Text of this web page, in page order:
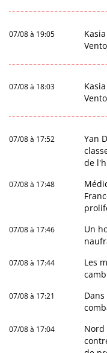
07/08 à 19:05
07/08 à 18:03
07/08 à 17:52
Yan
de
07/08 à 17:48
07/08 à 17:46
Un
07/08 à 17:44
Les
07/08 à 17:21
07/08 à 17:04
Nord